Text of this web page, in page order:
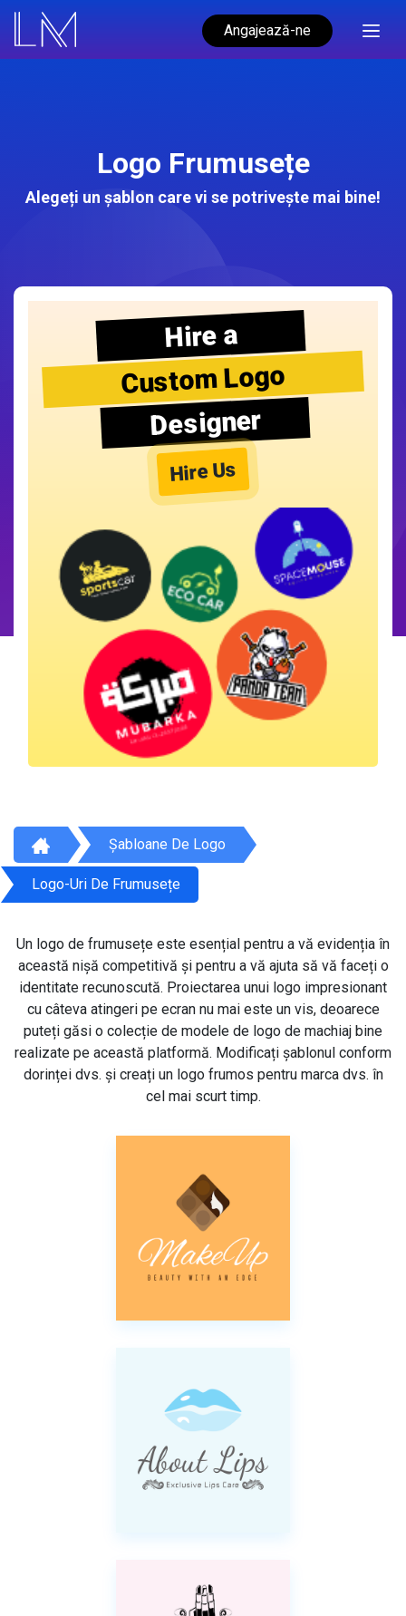
Angajează-ne
Logo Frumusețe
Alegeți un șablon care vi se potrivește mai bine!
Hire a
Custom Logo
Designer
Hire Us
Șabloane De Logo
Logo-Uri De Frumusețe
Un logo de frumusețe este esențial pentru a vă evidenția în
această nișă competitivă și pentru a vă ajuta să vă faceți o
identitate recunoscută. Proiectarea unui logo impresionant
cu câteva atingeri pe ecran nu mai este un vis, deoarece
puteți găsi o colecție de modele de logo de machiaj bine
realizate pe această platformă. Modificați șablonul conform
dorinței dvs. și creați un logo frumos pentru marca dvs. în
cel mai scurt timp.